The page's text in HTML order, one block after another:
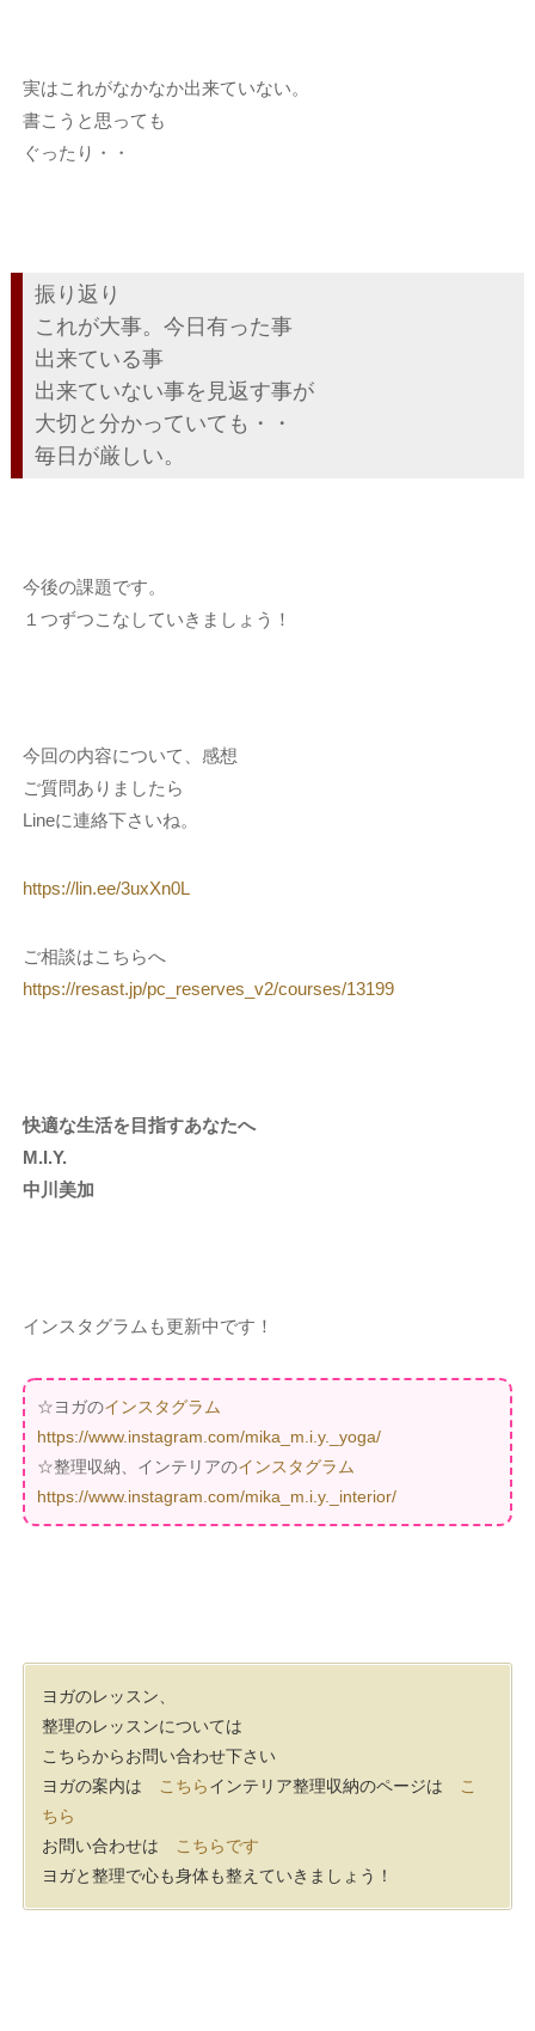
実はこれがなかなか出来ていない。
書こうと思っても
ぐったり・・
振り返り
これが大事。今日有った事
出来ている事
出来ていない事を見返す事が
大切と分かっていても・・
毎日が厳しい。
今後の課題です。
１つずつこなしていきましょう！
今回の内容について、感想
ご質問ありましたら
Lineに連絡下さいね。
https://lin.ee/3uxXn0L
ご相談はこちらへ
https://resast.jp/pc_reserves_v2/courses/13199
快適な生活を目指すあなたへ
M.I.Y.
中川美加
インスタグラムも更新中です！
☆ヨガのインスタグラム
https://www.instagram.com/mika_m.i.y._yoga/
☆整理収納、インテリアのインスタグラム
https://www.instagram.com/mika_m.i.y._interior/
ヨガのレッスン、
整理のレッスンについては
こちらからお問い合わせ下さい
ヨガの案内は こちらインテリア整理収納のページは こ
ちら
お問い合わせは こちらです
ヨガと整理で心も身体も整えていきましょう！